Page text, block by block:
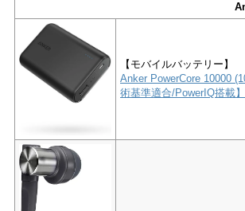
【モバイルバッテリー】
Anker PowerCore 10000
術基準適合/PowerIQ搭載